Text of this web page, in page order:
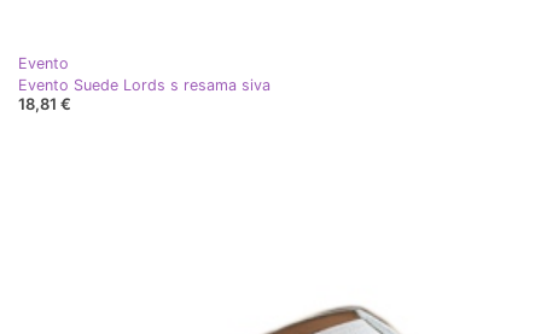
Evento
Evento Suede Lords s resama siva
18,81 €